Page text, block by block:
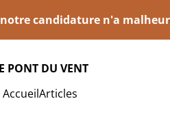
candidature n'a
PONT DU VENT
AccueilArticles